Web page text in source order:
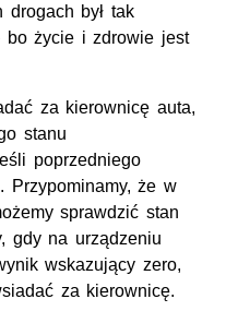
drogach był tak
bo życie i zdrowie jest
za kierownicę auta,
stanu
poprzedniego
Przypominamy, że w
sprawdzić stan
gdy na urządzeniu
wskazujący zero,
za kierownicę.